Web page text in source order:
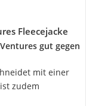
Fleecejacke
gut gegen
mit einer
zudem